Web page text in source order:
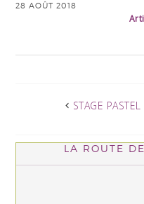
28 AOÛT 2018
STAGE
LA ROUTE